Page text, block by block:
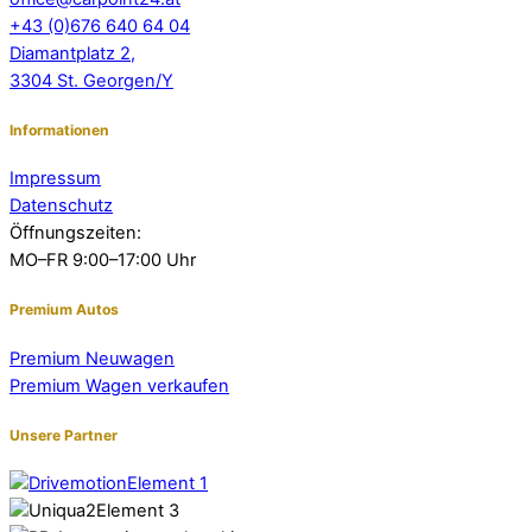
+43 (0)676 640 64 04
Diamantplatz 2,
3304 St. Georgen/Y
Informationen
Impressum
Datenschutz
Öffnungszeiten:
MO–FR 9:00–17:00 Uhr
Premium Autos
Premium Neuwagen
Premium Wagen verkaufen
Unsere Partner